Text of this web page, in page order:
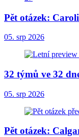
Pět otázek:
05. srp 2026
32 týmů ve 32
05. srp 2026
Pět otázek: